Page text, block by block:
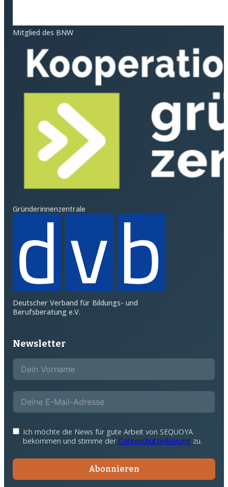
Mitglied des BNW
Gründerinnenzentrale
Deutscher Verband für Bildungs- und
Berufsberatung e.V.
Newsletter
Ich möchte die News für gute Arbeit von SEQUOYA
bekommen und stimme der Datenschutzerklärung zu.
Abonnieren